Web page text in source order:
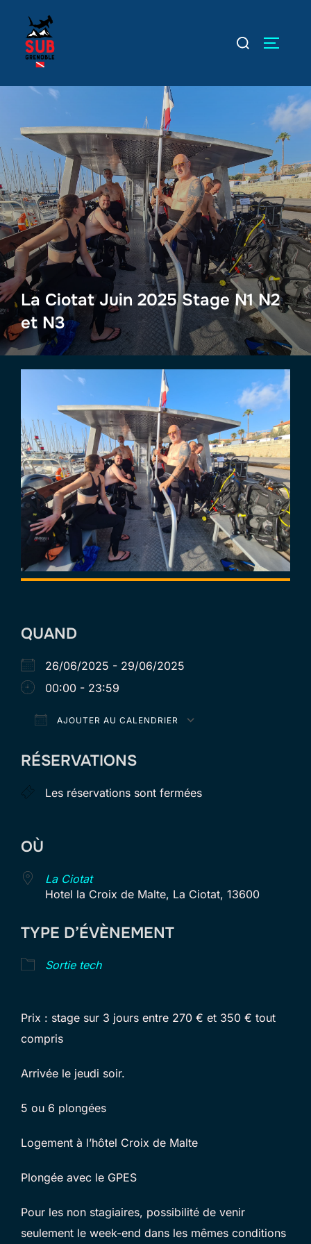
contenu
Rechercher :
La Ciotat Juin 2025 Stage N1 N2
et N3
QUAND
26/06/2025 - 29/06/2025
00:00 - 23:59
AJOUTER AU CALENDRIER
RÉSERVATIONS
Les réservations sont fermées
OÙ
La Ciotat
Hotel la Croix de Malte, La Ciotat, 13600
TYPE D’ÉVÈNEMENT
Sortie tech
Prix : stage sur 3 jours entre 270 € et 350 € tout
compris
Arrivée le jeudi soir.
5 ou 6 plongées
Logement à l’hôtel Croix de Malte
Plongée avec le GPES
Pour les non stagiaires, possibilité de venir
seulement le week-end dans les mêmes conditions